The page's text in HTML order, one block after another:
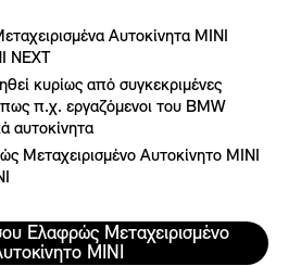
Αυτοκίνητα MINI
NEXT
κυρίως από συγκεκριμένες
π.χ. εργαζόμενοι του BMW
αυτοκίνητα
Μεταχειρισμένο Αυτοκίνητο MINI
Ελαφρώς Μεταχειρισμένο
MINI